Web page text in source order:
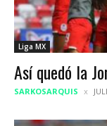
Liga MX
Así quedó la
SARKOSARQUIS